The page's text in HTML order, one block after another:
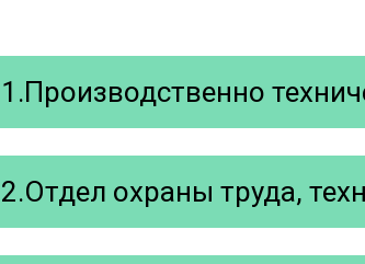
1.Производственно
2.Отдел охраны труда,